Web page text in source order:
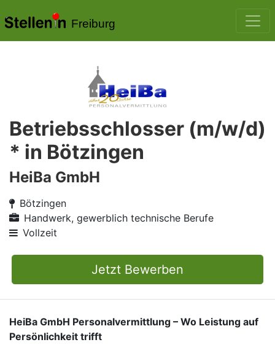
Freiburg
Betriebsschlosser (m/w/d)
* in Bötzingen
HeiBa GmbH
Bötzingen
Handwerk, gewerblich technische Berufe
Vollzeit
Jetzt Bewerben
HeiBa GmbH Personalvermittlung – Wo Leistung auf
Persönlichkeit trifft